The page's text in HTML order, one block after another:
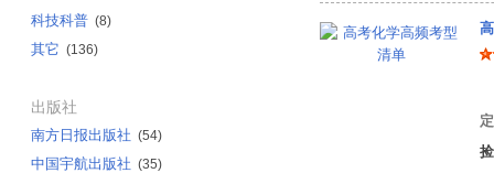
科技科普 (8)
其它 (136)
出版社
南方日报出版社 (54)
中国宇航出版社 (35)